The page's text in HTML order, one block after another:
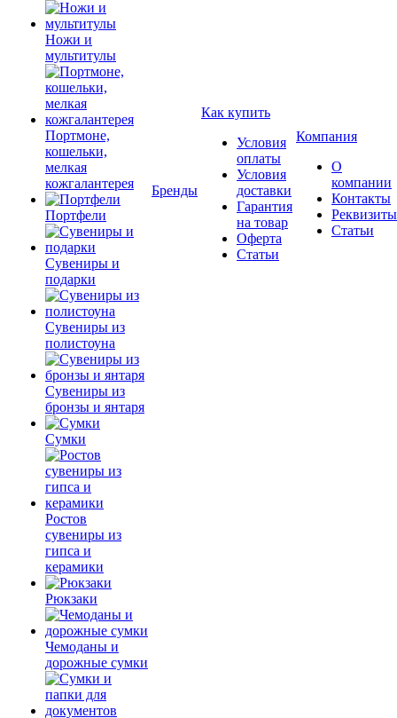
Ножи и
мультитулы
Портмоне,
кошельки,
мелкая
кожгалантерея
Портфели
Сувениры и
подарки
Сувениры из
полистоуна
Сувениры из
бронзы и янтаря
Сумки
Ростов
сувениры из
гипса и
керамики
Рюкзаки
Чемоданы и
дорожные сумки
Бренды
Как купить
Условия
оплаты
Условия
доставки
Гарантия
на товар
Оферта
Статьи
Компания
О
компании
Контакты
Реквизиты
Статьи